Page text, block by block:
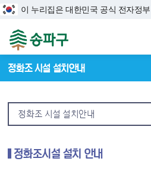
이 누리집은 대한민국 공식 전자정
본문 바로
정화조 시설 설치안내
정화조 시설 설치안내
정화조시설 설치 안내